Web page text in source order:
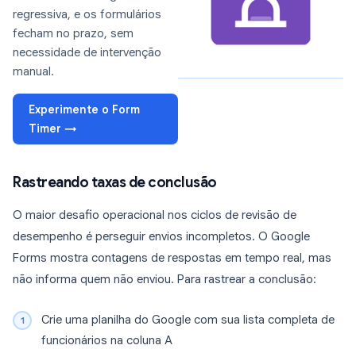
regressiva, e os formulários
fecham no prazo, sem
necessidade de intervenção
manual.
Experimente o Form
Timer →
Rastreando taxas de conclusão
O maior desafio operacional nos ciclos de revisão de
desempenho é perseguir envios incompletos. O Google
Forms mostra contagens de respostas em tempo real, mas
não informa quem não enviou. Para rastrear a conclusão:
Crie uma planilha do Google com sua lista completa de
funcionários na coluna A